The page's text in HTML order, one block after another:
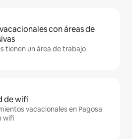
con áreas de
tienen un área de trabajo
de wifi
vacacionales en Pagosa
wifi